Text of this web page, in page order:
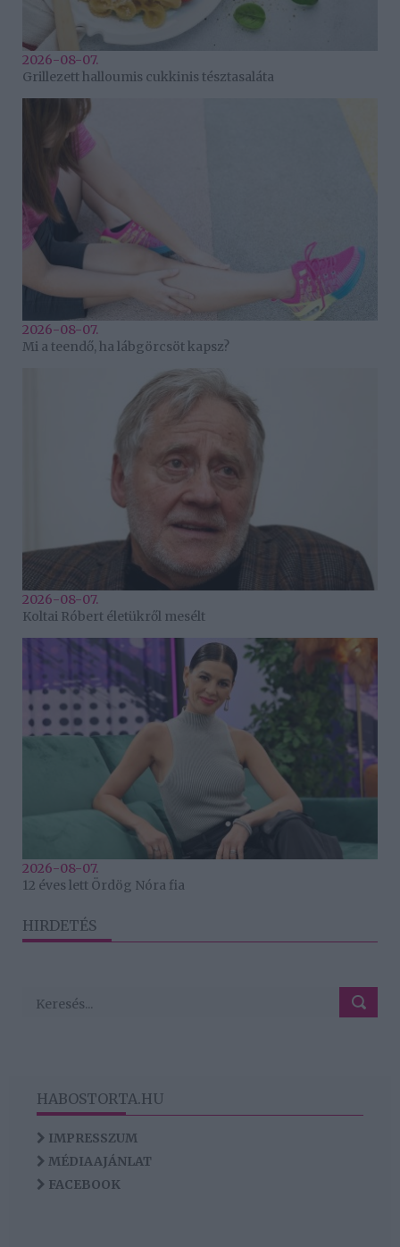
2026-08-07.
Grillezett halloumis cukkinis tésztasaláta
2026-08-07.
Mi a teendő, ha lábgörcsöt kapsz?
2026-08-07.
Koltai Róbert életükről mesélt
2026-08-07.
12 éves lett Ördög Nóra fia
HIRDETÉS
HABOSTORTA.HU
IMPRESSZUM
MÉDIAAJÁNLAT
FACEBOOK